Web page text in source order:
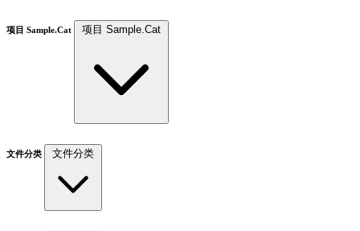
项目 Sample.Cat 项目 Sample.Cat
文件分类 文件分类